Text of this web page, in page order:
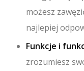
możesz
najlepiej
Funkcje i
zrozumiesz